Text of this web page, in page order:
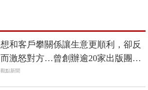
想和客戶攀關係讓生意更順利，卻反
而激怒對方…曾創辦逾20家出版團隊
的CEO：談生意最忌諱對接洽窗口說
這句話…
觀點新聞